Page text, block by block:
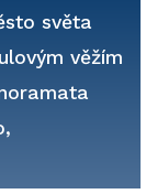
světa
věžím